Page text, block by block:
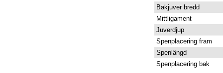
Bakjuver bredd
Mittligament
Juverdjup
Spenplacering fram
Spenlängd
Spenplacering bak